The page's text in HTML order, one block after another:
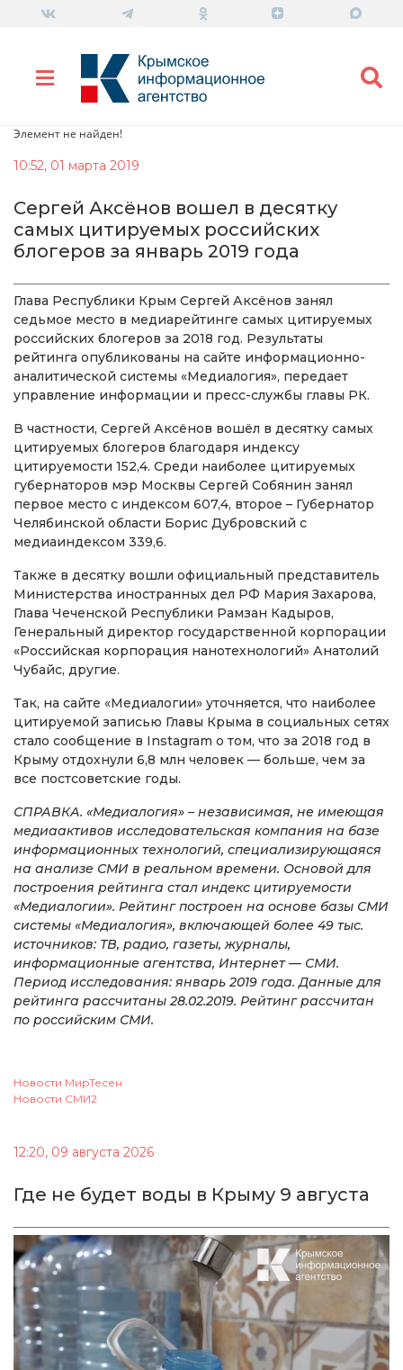
Элемент не найден!
10:52, 01 марта 2019
Сергей Аксёнов вошел в десятку
самых цитируемых российских
блогеров за январь 2019 года
Глава Республики Крым Сергей Аксёнов занял
седьмое место в медиарейтинге самых цитируемых
российских блогеров за 2018 год. Результаты
рейтинга опубликованы на сайте информационно-
аналитической системы «Медиалогия», передает
управление информации и пресс-службы главы РК.
В частности, Сергей Аксёнов вошёл в десятку самых
цитируемых блогеров благодаря индексу
цитируемости 152,4. Среди наиболее цитируемых
губернаторов мэр Москвы Сергей Собянин занял
первое место с индексом 607,4, второе – Губернатор
Челябинской области Борис Дубровский с
медиаиндексом 339,6.
Также в десятку вошли официальный представитель
Министерства иностранных дел РФ Мария Захарова,
Глава Чеченской Республики Рамзан Кадыров,
Генеральный директор государственной корпорации
«Российская корпорация нанотехнологий» Анатолий
Чубайс, другие.
Так, на сайте «Медиалогии» уточняется, что наиболее
цитируемой записью Главы Крыма в социальных сетях
стало сообщение в Instagram о том, что за 2018 год в
Крыму отдохнули 6,8 млн человек — больше, чем за
все постсоветские годы.
СПРАВКА. «Медиалогия» – независимая, не имеющая
медиаактивов исследовательская компания на базе
информационных технологий, специализирующаяся
на анализе СМИ в реальном времени. Основой для
построения рейтинга стал индекс цитируемости
«Медиалогии». Рейтинг построен на основе базы СМИ
системы «Медиалогия», включающей более 49 тыс.
источников: ТВ, радио, газеты, журналы,
информационные агентства, Интернет — СМИ.
Период исследования: январь 2019 года. Данные для
рейтинга рассчитаны 28.02.2019. Рейтинг рассчитан
по российским СМИ.
Новости МирТесен
Новости СМИ2
12:20, 09 августа 2026
Где не будет воды в Крыму 9 августа